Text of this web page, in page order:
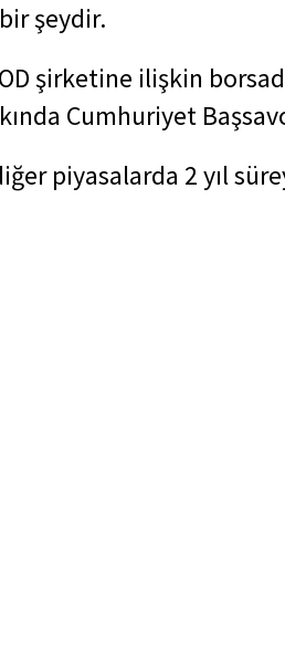
şeydir.
şirketine ilişkin
Cumhuriyet
piyasalarda 2 yıl